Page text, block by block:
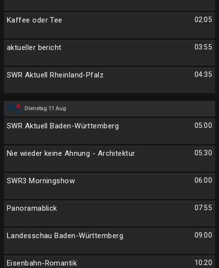
02:05
Kaffee oder Tee
03:55
aktueller bericht
04:35
SWR Aktuell Rheinland-Pfalz
Dienstag 11 Aug
05:00
SWR Aktuell Baden-Württemberg
05:30
Nie wieder keine Ahnung - Architektur
06:00
SWR3 Morningshow
07:55
Panoramablick
09:00
Landesschau Baden-Württemberg
10:20
Eisenbahn-Romantik